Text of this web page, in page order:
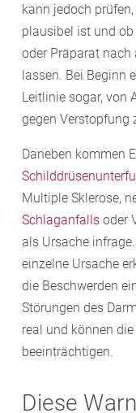
kann jedoch
plausibel ist und
oder Präparat nach
lassen. Bei Beginn
Leitlinie sogar, von
gegen Verstopfung
Daneben kommen
Multiple Sklerose,
Schlaganfalls oder
als Ursache
einzelne Ursache
die Beschwerden
Störungen des
real und können
beeinträchtigen.
Diese